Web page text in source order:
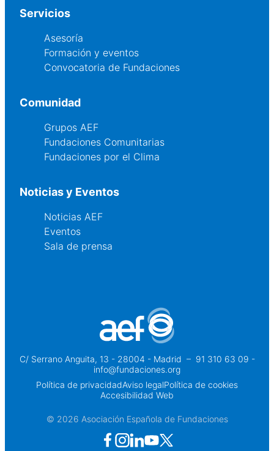
Servicios
Asesoría
Formación y eventos
Convocatoria de Fundaciones
Comunidad
Grupos AEF
Fundaciones Comunitarias
Fundaciones por el Clima
Noticias y Eventos
Noticias AEF
Eventos
Sala de prensa
C/ Serrano Anguita, 13 - 28004 - Madrid – 91 310 63 09 -
info@fundaciones.org
Política de privacidadAviso legalPolítica de cookies
Accesibilidad Web
© 2026 Asociación Española de Fundaciones